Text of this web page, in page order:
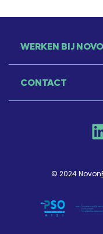
WERKEN BIJ
CONTACT
© 2024 Novon